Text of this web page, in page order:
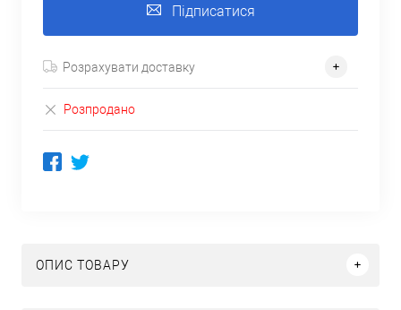
Підписатися
Розрахувати доставку
Розпродано
ОПИС ТОВАРУ